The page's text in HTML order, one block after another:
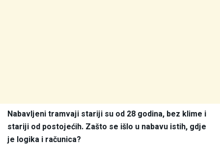
Nabavljeni tramvaji stariji su od 28 godina, bez klime i
stariji od postojećih. Zašto se išlo u nabavu istih, gdje
je logika i računica?